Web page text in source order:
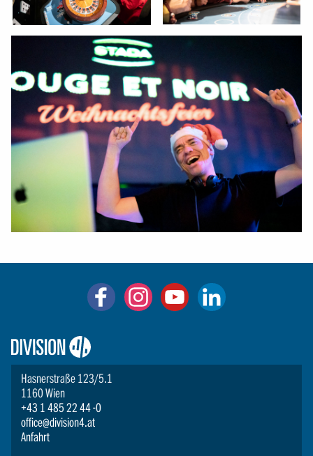
Logo:
Division4
Hasnerstraße 123/5.1
1160 Wien
+43 1 485 22 44 -0
office@division4.at
Anfahrt